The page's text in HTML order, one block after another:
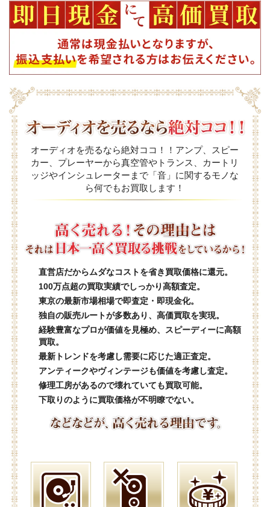
オーディオを売るなら絶対ココ！！アンプ、スピー
カー、プレーヤーから真空管やトランス、カートリ
ッジやインシュレーターまで「音」に関するモノな
ら何でもお買取します！
直営店だからムダなコストを省き買取価格に還元。
100万点超の買取実績でしっかり高額査定。
東京の最新市場相場で即査定・即現金化。
独自の販売ルートが多数あり、高価買取を実現。
経験豊富なプロが価値を見極め、スピーディーに高額
買取。
最新トレンドを考慮し需要に応じた適正査定。
アンティークやヴィンテージも価値を考慮し査定。
修理工房があるので壊れていても買取可能。
下取りのように買取価格が不明瞭でない。